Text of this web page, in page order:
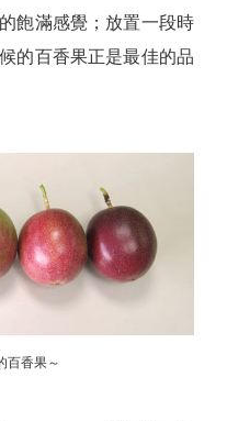
飽滿感覺；放置一段時
的百香果正是最佳的品
百香果～